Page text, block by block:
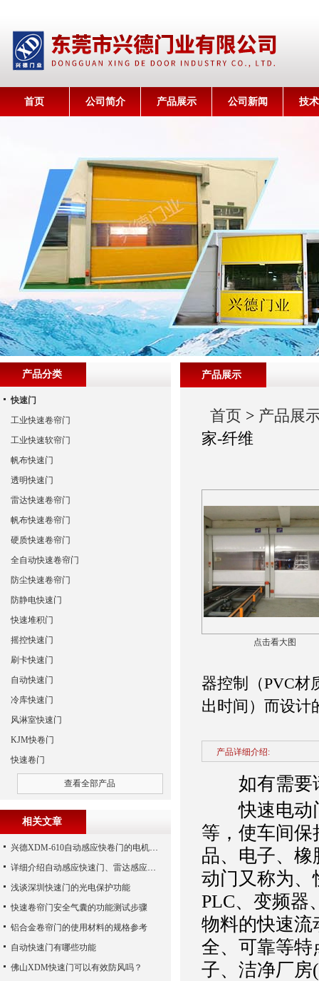
首页 公司简介 产品展示 公司新闻 技
产品展示
首页 > 产品展
家-纤维
点击看大图
器控制（PVC材
出时间）而设计
产品详细介绍:
如有需要
快速电动门
等，使车间
品、电子、
动门又称为、
PLC、变频器
物料的快速流
全、可靠等特
子、洁净厂房
产品分类
快速门
工业快速卷帘门
工业快速软帘门
帆布快速门
透明快速门
雷达快速卷帘门
帆布快速卷帘门
硬质快速卷帘门
全自动快速卷帘门
防尘快速卷帘门
防静电快速门
快速堆积门
摇控快速门
刷卡快速门
自动快速门
冷库快速门
风淋室快速门
KJM快卷门
快速卷门
查看全部产品
相关文章
兴德XDM-610自动感应快卷门的电机介绍
详细介绍自动感应快速门、雷达感应门及地磁感应门
浅谈深圳快速门的光电保护功能
快速卷帘门安全气囊的功能测试步骤
铝合金卷帘门的使用材料的规格参考
自动快速门有哪些功能
佛山XDM快速门可以有效防风吗？